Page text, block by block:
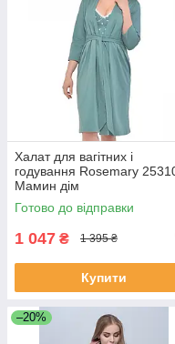
Халат для вагітних і
годування Rosemary
Мамин дім
Готово до відправки
1 047 ₴ 1 395 ₴
Купити
–20%